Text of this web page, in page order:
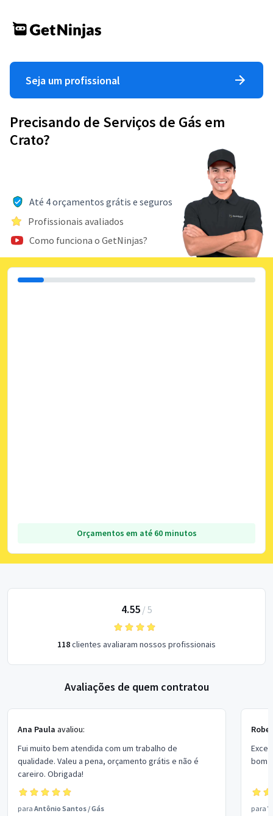
Seja um profissional
Precisando de Serviços de Gás em
Crato?
Até 4 orçamentos grátis e seguros
Profissionais avaliados
Como funciona o GetNinjas?
Orçamentos em até 60 minutos
4.55/ 5
118clientes avaliaram nossos profissionais
Avaliações de quem contratou
Ana Paula avaliou:
Fui muito bem atendida com um trabalho de
qualidade. Valeu a pena, orçamento grátis e não é
careiro. Obrigada!
para Antônio Santos /Gás
bom
para